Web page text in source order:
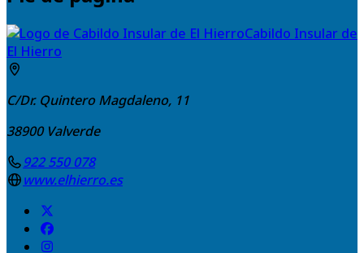
Cabildo Insular de
El Hierro
C/Dr. Quintero Magdaleno, 11
38900 Valverde
922 550 078
www.elhierro.es